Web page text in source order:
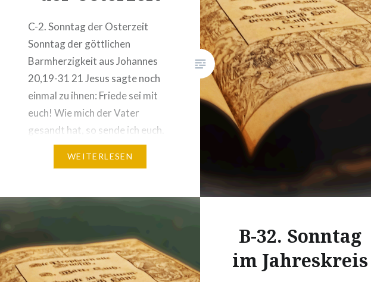
Bedingungen? Gibt es eine
Person,…
C-2. Sonntag der Osterzeit
Sonntag der göttlichen
Barmherzigkeit aus Johannes
20,19-31 21 Jesus sagte noch
einmal zu ihnen: Friede sei mit
euch! Wie mich der Vater
gesandt hat, so sende ich euch.
22 Nachdem er das gesagt
Heiligen Geist! 23 Wem ihr die
WEITERLESEN
B-32. Sonntag
im Jahreskreis